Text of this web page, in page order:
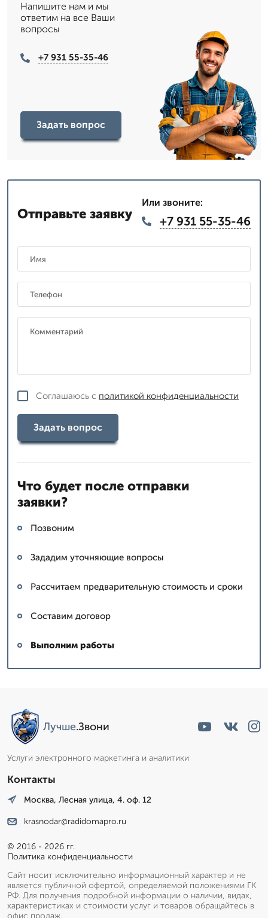
Напишите нам и мы
ответим на все Ваши
вопросы
+7 931 55-35-46
Задать вопрос
Отправьте заявку
Или звоните:
+7 931 55-35-46
Соглашаюсь с политикой конфиденциальности
Задать вопрос
Что будет после отправки
заявки?
Позвоним
Зададим уточняющие вопросы
Рассчитаем предварительную стоимость и сроки
Составим договор
Выполним работы
Лучше.Звони
Услуги электронного маркетинга и аналитики
Контакты
Москва, Лесная улица, 4. оф. 12
krasnodar@radidomapro.ru
© 2016 - 2026 гг.
Политика конфиденциальности
Сайт носит исключительно информационный характер и не
является публичной офертой, определяемой положениями ГК
РФ. Для получения подробной информации о наличии, видах,
характеристиках и стоимости услуг и товаров обращайтесь в